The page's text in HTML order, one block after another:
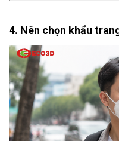
4. Nên chọn khẩu